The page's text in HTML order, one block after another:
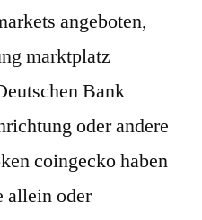
angeboten,
marktplatz
Bank
oder andere
coingecko haben
allein oder